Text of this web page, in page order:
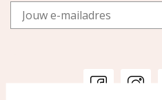
Email